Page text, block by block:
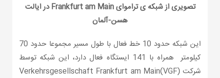
تصویری از شبکه ی تراموایFrankfurt am Mainدر ایالت
هسن-آلمان
این شبکه حدود 10 خط فعال با طول مسیر مجموعا حدود 70
کیلومتر همراه با 141 ایستگاه فعال دارد، این شبکه توسط
شرکت Verkehrsgesellschaft Frankfurt am Main(VGF)